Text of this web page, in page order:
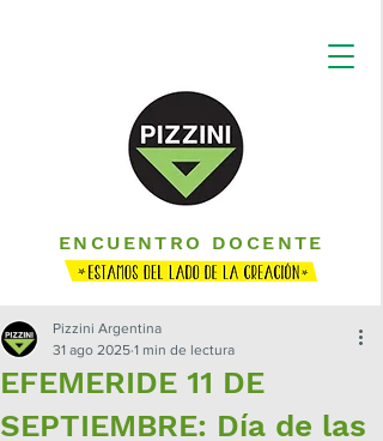
ENCUENTRO DOCENTE
EFEMERIDE 11 DE
SEPTIEMBRE: Día de las
Pizzini Argentina
31 ago 2025 1 min de lectura